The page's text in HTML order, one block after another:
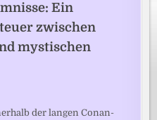
Ein
zwischen
mystischen
der langen Conan-